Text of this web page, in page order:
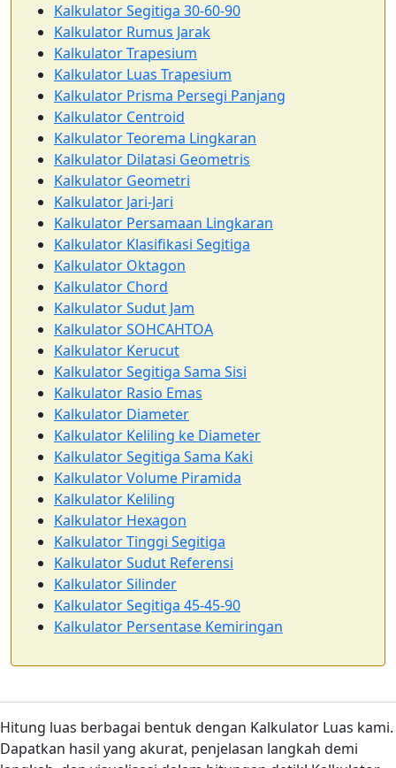
Kalkulator Segitiga 30-60-90
Kalkulator Rumus Jarak
Kalkulator Trapesium
Kalkulator Luas Trapesium
Kalkulator Prisma Persegi Panjang
Kalkulator Centroid
Kalkulator Teorema Lingkaran
Kalkulator Dilatasi Geometris
Kalkulator Geometri
Kalkulator Jari-Jari
Kalkulator Persamaan Lingkaran
Kalkulator Klasifikasi Segitiga
Kalkulator Oktagon
Kalkulator Chord
Kalkulator Sudut Jam
Kalkulator SOHCAHTOA
Kalkulator Kerucut
Kalkulator Segitiga Sama Sisi
Kalkulator Rasio Emas
Kalkulator Diameter
Kalkulator Keliling ke Diameter
Kalkulator Segitiga Sama Kaki
Kalkulator Volume Piramida
Kalkulator Keliling
Kalkulator Hexagon
Kalkulator Tinggi Segitiga
Kalkulator Sudut Referensi
Kalkulator Silinder
Kalkulator Segitiga 45-45-90
Kalkulator Persentase Kemiringan
Hitung luas berbagai bentuk dengan Kalkulator Luas kami.
Dapatkan hasil yang akurat, penjelasan langkah demi